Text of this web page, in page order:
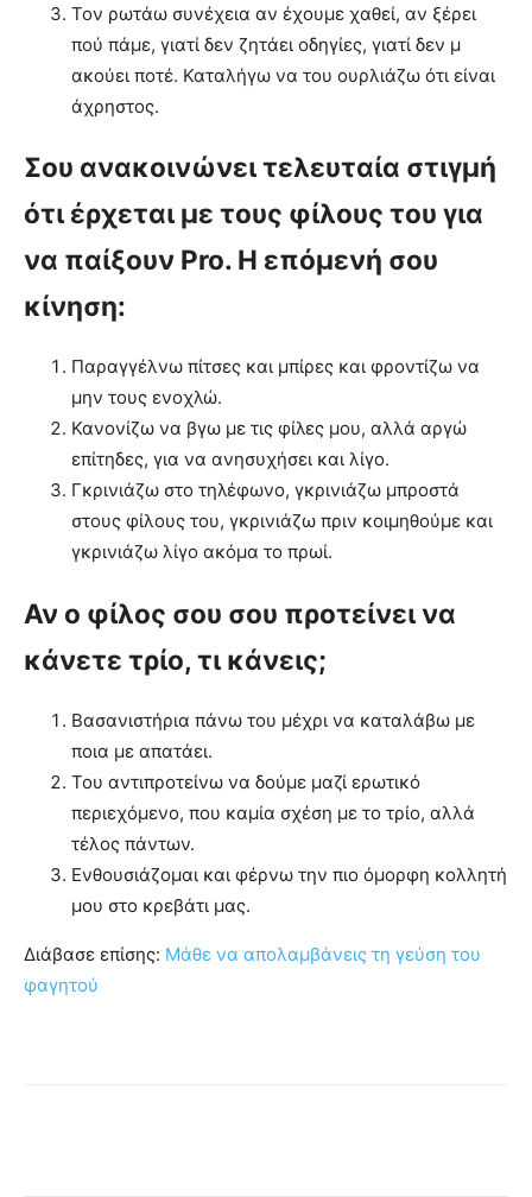
Τον ρωτάω συνέχεια αν έχουμε χαθεί, αν ξέρει
πού πάμε, γιατί δεν ζητάει οδηγίες, γιατί δεν μ
ακούει ποτέ. Καταλήγω να του ουρλιάζω ότι είναι
άχρηστος.
Σου ανακοινώνει τελευταία στιγμή
ότι έρχεται με τους φίλους του για
να παίξουν Pro. Η επόμενή σου
κίνηση:
Παραγγέλνω πίτσες και μπίρες και φροντίζω να
μην τους ενοχλώ.
Κανονίζω να βγω με τις φίλες μου, αλλά αργώ
επίτηδες, για να ανησυχήσει και λίγο.
Γκρινιάζω στο τηλέφωνο, γκρινιάζω μπροστά
στους φίλους του, γκρινιάζω πριν κοιμηθούμε και
γκρινιάζω λίγο ακόμα το πρωί.
Αν ο φίλος σου σου προτείνει να
κάνετε τρίο, τι κάνεις;
Βασανιστήρια πάνω του μέχρι να καταλάβω με
ποια με απατάει.
Του αντιπροτείνω να δούμε μαζί ερωτικό
περιεχόμενο, που καμία σχέση με το τρίο, αλλά
τέλος πάντων.
Ενθουσιάζομαι και φέρνω την πιο όμορφη κολλητή
μου στο κρεβάτι μας.
Διάβασε επίσης: Μάθε να απολαμβάνεις τη γεύση του
φαγητού